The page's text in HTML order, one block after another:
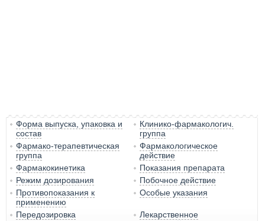
Форма выпуска, упаковка и
состав
Клинико-фармакологич.
группа
Фармако-терапевтическая
группа
Фармакологическое
действие
Фармакокинетика
Показания препарата
Режим дозирования
Побочное действие
Противопоказания к
применению
Особые указания
Передозировка
Лекарственное